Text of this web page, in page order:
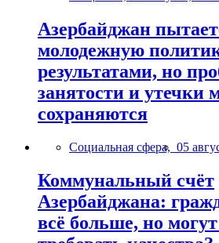
Азербайджан
молодежную
результатами, но
занятости и утечки
сохраняются
Социальная сфера, 05
Коммунальный счёт
Азербайджана:
всё больше, но